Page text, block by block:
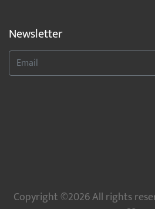
Newsletter
Copyright ©2026 All rights